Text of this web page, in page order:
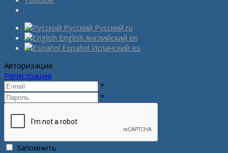
Русский Русский ru
English Английский en
Español Испанский es
Авторизация
Регистрация
*
*
Запомнить